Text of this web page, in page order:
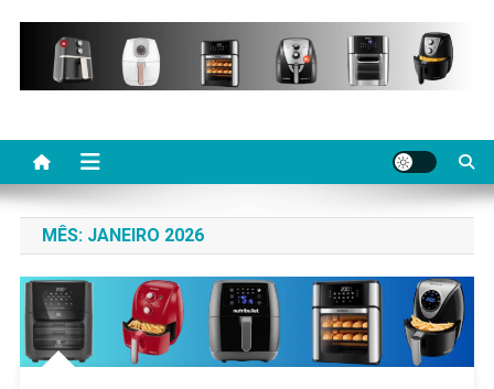
MÊS: JANEIRO 2026